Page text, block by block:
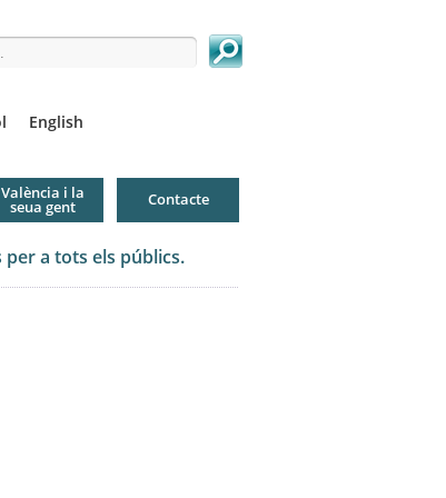
site
English
València i la
seua gent Contacte
per a tots els públics.